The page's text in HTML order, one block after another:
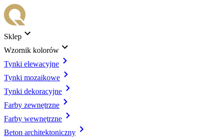
Sklep
Wzornik kolorów
Tynki elewacyjne
Tynki mozaikowe
Tynki dekoracyjne
Farby zewnętrzne
Farby wewnętrzne
Beton architektoniczny